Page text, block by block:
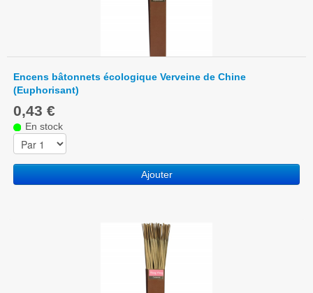
Encens bâtonnets écologique Verveine de Chine
(Euphorisant)
0,43 €
En stock
Ajouter